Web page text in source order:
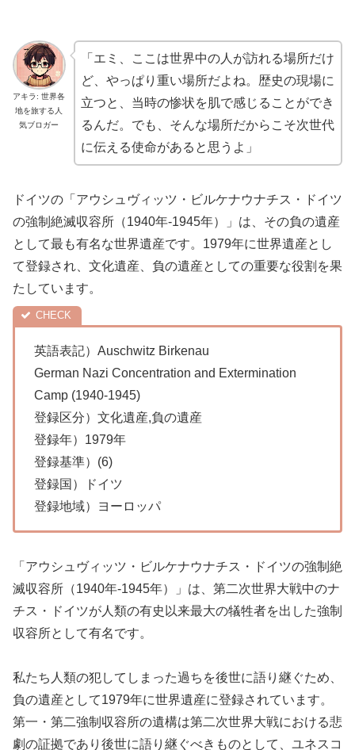
アキラ: 世界各
地を旅する人
気ブロガー
「エミ、ここは世界中の人が訪れる場所だけ
ど、やっぱり重い場所だよね。歴史の現場に
立つと、当時の惨状を肌で感じることができ
るんだ。でも、そんな場所だからこそ次世代
に伝える使命があると思うよ」
ドイツの「アウシュヴィッツ・ビルケナウナチス・ドイツ
の強制絶滅収容所（1940年-1945年）」は、その負の遺産
として最も有名な世界遺産です。1979年に世界遺産とし
て登録され、文化遺産、負の遺産としての重要な役割を果
たしています。
英語表記）Auschwitz Birkenau
German Nazi Concentration and Extermination
Camp (1940-1945)
登録区分）文化遺産,負の遺産
登録年）1979年
登録基準）(6)
登録国）ドイツ
登録地域）ヨーロッパ
「アウシュヴィッツ・ビルケナウナチス・ドイツの強制絶
滅収容所（1940年-1945年）」は、第二次世界大戦中のナ
チス・ドイツが人類の有史以来最大の犠牲者を出した強制
収容所として有名です。
私たち人類の犯してしまった過ちを後世に語り継ぐため、
負の遺産として1979年に世界遺産に登録されています。
第一・第二強制収容所の遺構は第二次世界大戦における悲
劇の証拠であり後世に語り継ぐべきものとして、ユネスコ